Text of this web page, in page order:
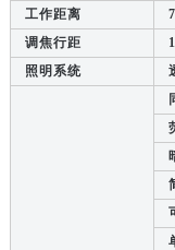
工作距离
调焦行距
照明系统